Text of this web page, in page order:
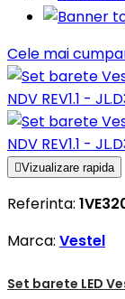
Cele mai
Vizualizare rapida
Referinta:
Marca: Vestel
Set barete LED